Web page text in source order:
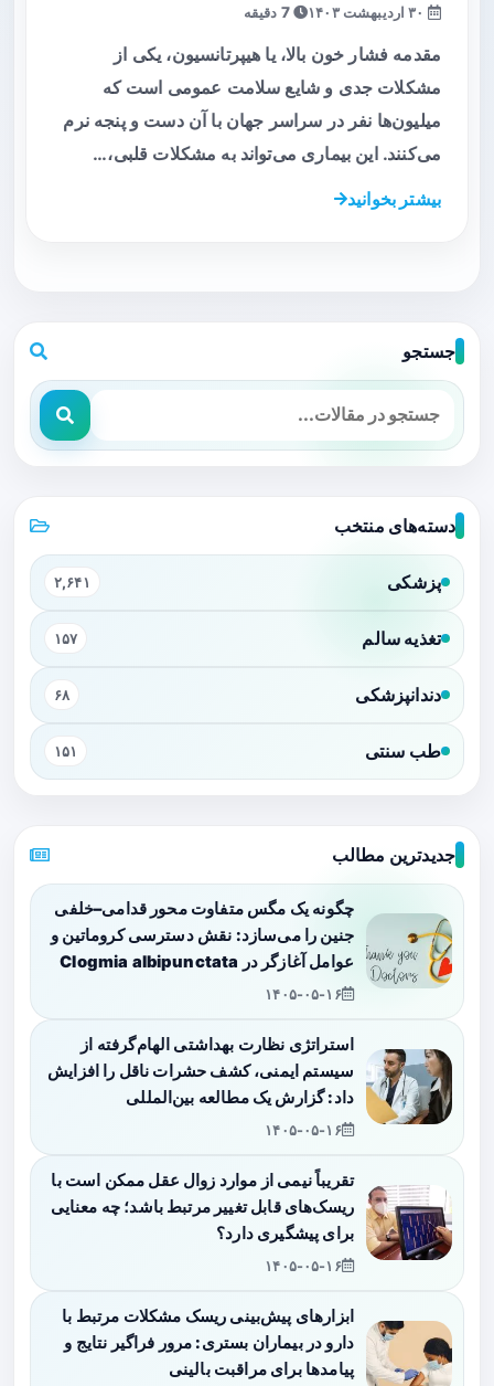
7 دقیقه
مقدمه فشار خون بالا، یا هیپرتانسیون، یکی از
مشکلات جدی و شایع سلامت عمومی است که
میلیون‌ها نفر در سراسر جهان با آن دست و پنجه نرم
می‌کنند. این بیماری می‌تواند به مشکلات قلبی،…
بیشتر بخوانید
جستجو
دسته‌های منتخب
پزشکی ۲,۶۴۱
تغذیه سالم ۱۵۷
دندانپزشکی ۶۸
طب سنتی ۱۵۱
جدیدترین مطالب
چگونه یک مگس متفاوت محور قدامی–خلفی
جنین را می‌سازد: نقش دسترسی کروماتین و
عوامل آغازگر در Clogmia albipunctata
۱۴۰۵-۰۵-۱۶
استراتژی نظارت بهداشتی الهام‌گرفته از
سیستم ایمنی، کشف حشرات ناقل را افزایش
داد: گزارش یک مطالعه بین‌المللی
۱۴۰۵-۰۵-۱۶
تقریباً نیمی از موارد زوال عقل ممکن است با
ریسک‌های قابل تغییر مرتبط باشد؛ چه معنایی
برای پیشگیری دارد؟
۱۴۰۵-۰۵-۱۶
ابزارهای پیش‌بینی ریسک مشکلات مرتبط با
دارو در بیماران بستری: مرور فراگیر نتایج و
پیامدها برای مراقبت بالینی